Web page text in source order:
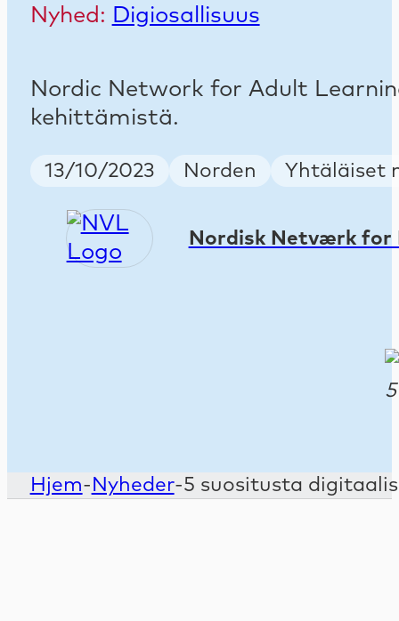
Nyhed: Digiosallisuus
Nordic Network for Adult
kehittämistä.
Publish Date
13/10/2023 Country
Norden Keywords
Yhtäläiset
Nordisk Netværk for
Hjem- Nyheder-5 suositusta